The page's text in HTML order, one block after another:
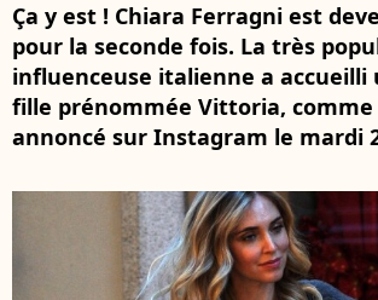
Ça y est ! Chiara Ferragni est
pour la seconde fois. La très
influenceuse italienne a accueilli
fille prénommée Vittoria, comme
annoncé sur Instagram le mardi